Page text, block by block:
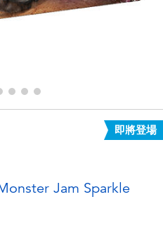
即將登場
Jam Sparkle